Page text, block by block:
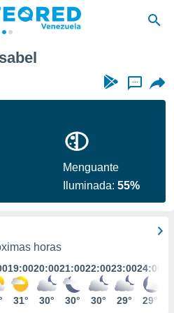
...
Menguante
Iluminada:55%
horas
19:00
31°
20:00
30°
21:00
30°
22:00
30°
23:00
29°
24:00
29°